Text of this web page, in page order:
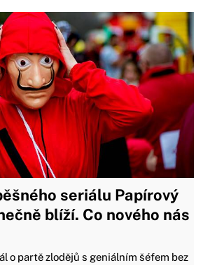
seriálu Papírový
blíží. Co nového nás
o partě zlodějů s geniálním šéfem bez